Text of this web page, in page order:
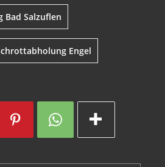
Salzuflen
Engel